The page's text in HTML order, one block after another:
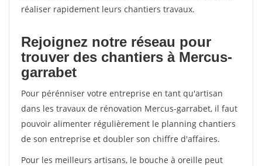
réaliser rapidement leurs chantiers travaux.
Rejoignez notre réseau pour
trouver des chantiers à Mercus-
garrabet
Pour pérénniser votre entreprise en tant qu'artisan
dans les travaux de rénovation Mercus-garrabet, il faut
pouvoir alimenter régulièrement le planning chantiers
de son entreprise et doubler son chiffre d'affaires.
Pour les meilleurs artisans, le bouche à oreille peut